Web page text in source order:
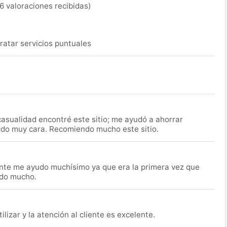
valoraciones recibidas)
servicios puntuales
encontré este sitio; me ayudó a ahorrar
muy cara. Recomiendo mucho este sitio.
me ayudo muchísimo ya que era la primera vez que
mucho.
y la atención al cliente es excelente.